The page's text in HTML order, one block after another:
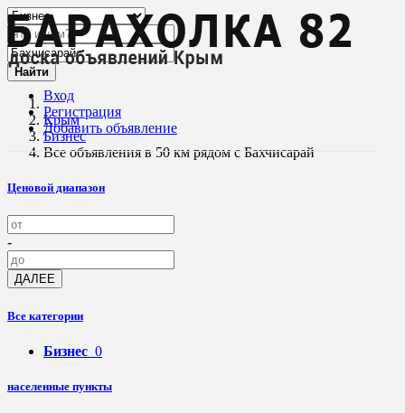
Вход
Регистрация
Добавить объявление
Найти
Крым
Бизнес
Все объявления в 50 км рядом с Бахчисарай
Ценовой диапазон
-
ДАЛЕЕ
Все категории
Бизнес 0
населенные пункты